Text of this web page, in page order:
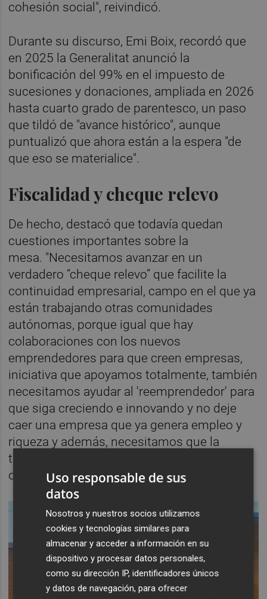
cohesión social", reivindicó.
Durante su discurso, Emi Boix, recordó que
en 2025 la Generalitat anunció la
bonificación del 99% en el impuesto de
sucesiones y donaciones, ampliada en 2026
hasta cuarto grado de parentesco, un paso
que tildó de "avance histórico", aunque
puntualizó que ahora están a la espera "de
que eso se materialice".
Fiscalidad y cheque relevo
De hecho, destacó que todavía quedan
cuestiones importantes sobre la
mesa. "Necesitamos avanzar en un
verdadero “cheque relevo” que facilite la
continuidad empresarial, campo en el que ya
están trabajando otras comunidades
autónomas, porque igual que hay
colaboraciones con los nuevos
emprendedores para que creen empresas,
iniciativa que apoyamos totalmente, también
necesitamos ayudar al 'reemprendedor' para
que siga creciendo e innovando y no deje
caer una empresa que ya genera empleo y
riqueza y además, necesitamos que la
tesorería afecta no penalice la continuidad
de nuestras empresas", aseguró.
Uso responsable de sus
datos
Nosotros y nuestros socios utilizamos
cookies y tecnologías similares para
almacenar y acceder a información en su
dispositivo y procesar datos personales,
como su dirección IP, identificadores únicos
y datos de navegación, para ofrecer